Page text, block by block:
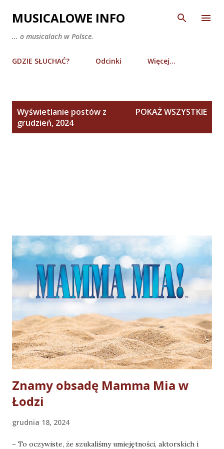
Przejdź do głównej zawartości
MUSICALOWE INFO
... o musicalach w Polsce.
GDZIE SŁUCHAĆ? Odcinki Więcej…
Wyświetlanie postów z
grudzień, 2024
POKAŻ WSZYSTKIE
Znamy obsadę Mamma Mia w
Łodzi
grudnia 18, 2024
– To oczywiste, że szukaliśmy umiejętności, aktorskich i